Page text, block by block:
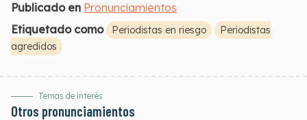
Publicado en Pronunciamientos
Etiquetado como
Periodistas en riesgo
Periodistas
agredidos
Temas de interés
Otros pronunciamientos